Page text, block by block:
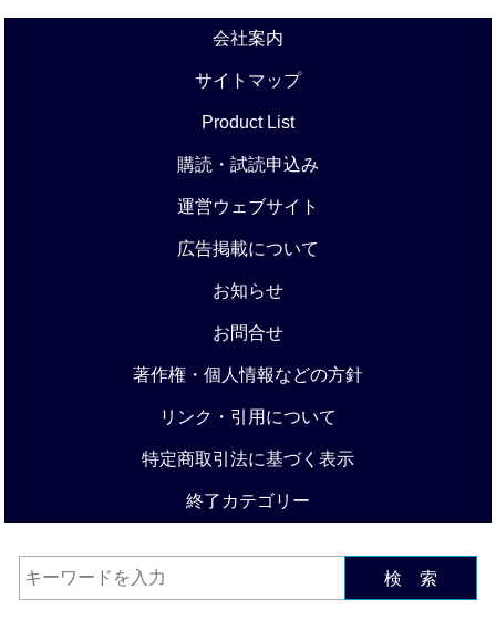
会社案内
サイトマップ
Product List
購読・試読申込み
運営ウェブサイト
広告掲載について
お知らせ
お問合せ
著作権・個人情報などの方針
リンク・引用について
特定商取引法に基づく表示
終了カテゴリー
検 索